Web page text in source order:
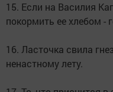
15. Если на Василия
покормить ее хлебом -
16. Ласточка свила
ненастному лету.